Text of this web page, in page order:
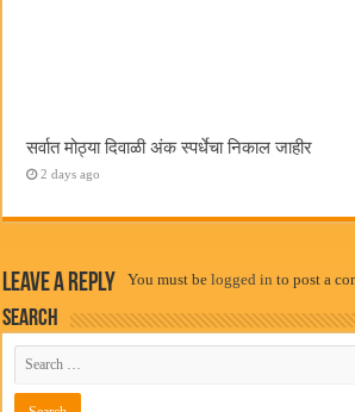
सर्वात मोठ्या दिवाळी अंक स्पर्धेचा निकाल जाहीर
2 days ago
Leave a Reply You must belogged in to post a
Search